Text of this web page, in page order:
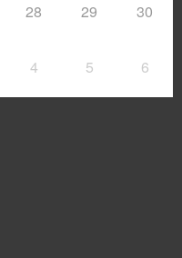
28 29 30
4 5 6